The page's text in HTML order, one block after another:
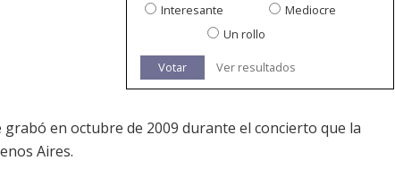
Interesante
Mediocre
Un rollo
Votar Ver resultados
grabó en octubre de 2009 durante el concierto que la
Aires.